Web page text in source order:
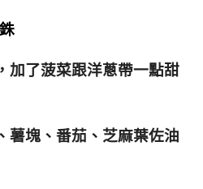
加了菠菜跟洋蔥帶一點甜
薯塊、番茄、芝麻葉佐油